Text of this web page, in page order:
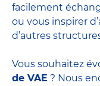
facilement
ou vous inspirer
d’autres
Vous souhaitez
de VAE ? Nous